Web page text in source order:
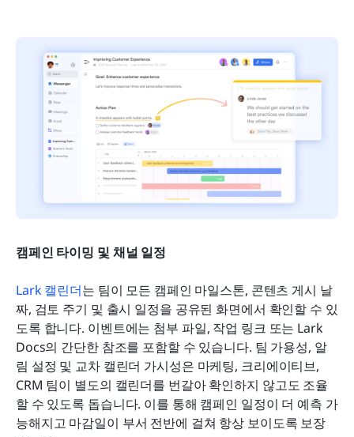
캠페인 타이밍 및 채널 일정
Lark 캘린더는 팀이 모든 캠페인 마일스톤, 콘텐츠 게시 날
짜, 검토 주기 및 출시 일정을 공유된 화면에서 확인할 수 있
도록 합니다. 이벤트에는 첨부 파일, 작업 링크 또는 Lark
Docs의 간단한 참조를 포함할 수 있습니다. 팀 가용성, 알
림 설정 및 교차 캘린더 가시성은 마케팅, 크리에이티브,
CRM 팀이 별도의 캘린더를 번갈아 확인하지 않고도 조율
할 수 있도록 돕습니다. 이를 통해 캠페인 일정이 더 예측 가
능해지고 마감일이 부서 전반에 걸쳐 항상 보이도록 보장